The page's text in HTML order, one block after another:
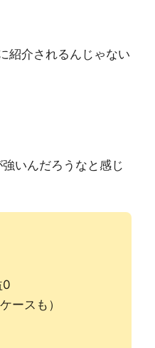
紹介されるんじゃない
いんだろうなと感じ
0
ースも）